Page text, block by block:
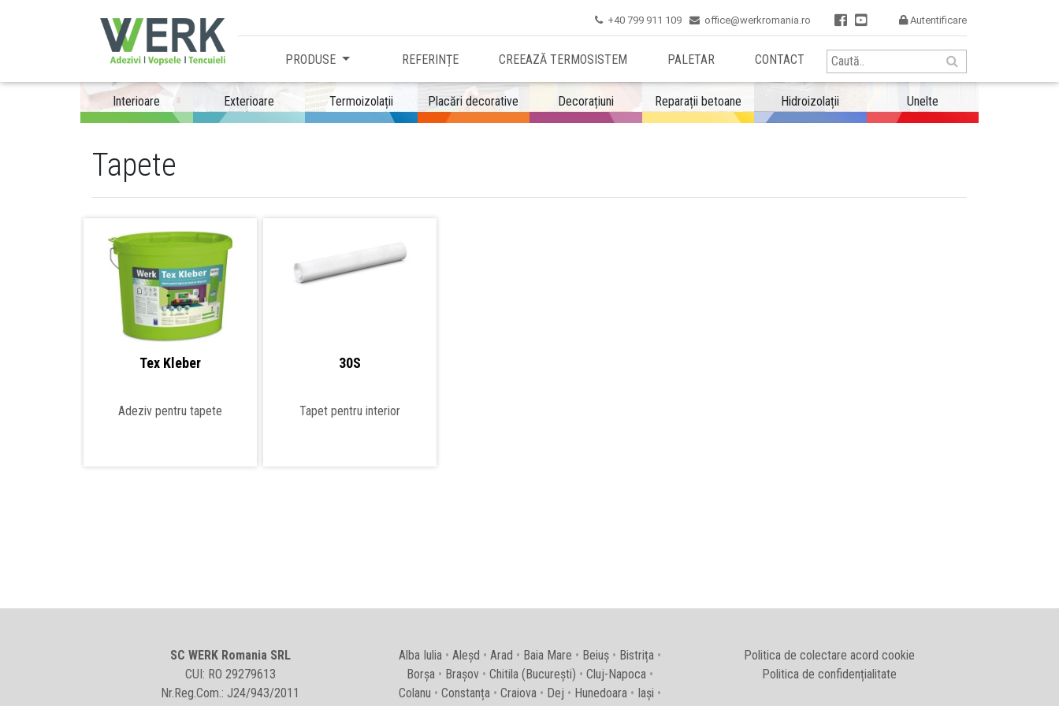
 +40 799 911 109  office@werkromania.ro   Autentificare
PRODUSE REFERINȚE CREEAZĂ TERMOSISTEM PALETAR CONTACT
Interioare Exterioare Termoizolații Placări decorative Decorațiuni Reparații betoane Hidroizolații Unelte
Tapete
Tex Kleber
Adeziv pentru tapete
30S
Tapet pentru interior
SC WERK Romania SRL
CUI: RO 29279613
Nr.Reg.Com.: J24/943/2011
Alba Iulia • Aleșd • Arad • Baia Mare • Beiuș• Bistrița •
Borșa • Brașov• Chitila (București) • Cluj-Napoca •
Colanu • Constanța • Craiova • Dej • Hunedoara • Iași •
Politica de colectare acord cookie
Politica de confidențialitate